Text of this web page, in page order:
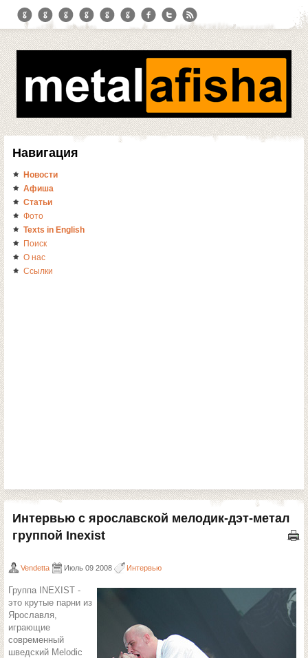
Навигация
Новости
Афиша
Статьи
Фото
Texts in English
Поиск
О нас
Ссылки
Интервью с ярославской мелодик-дэт-метал
группой Inexist
Vendetta Июль 09 2008 Интервью
Группа INEXIST -
это крутые парни из
Ярославля,
играющие
современный
шведский Melodic